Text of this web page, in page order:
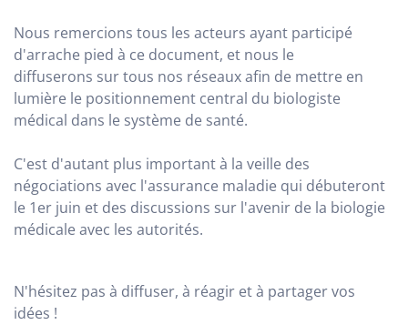
Nous remercions tous les acteurs ayant participé
d'arrache pied à ce document, et nous le
diffuserons sur tous nos réseaux afin de mettre en
lumière le positionnement central du biologiste
médical dans le système de santé.
C'est d'autant plus important à la veille des
négociations avec l'assurance maladie qui débuteront
le 1er juin et des discussions sur l'avenir de la biologie
médicale avec les autorités.
N'hésitez pas à diffuser, à réagir et à partager vos
idées !